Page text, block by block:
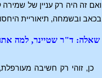
ואם זה היה רק ​​עניין של
בכאב ובשמחה, תיאוריית
שאלה: ד"ר שטיינר, למה אתה
כן, זוהי רק חשיבה